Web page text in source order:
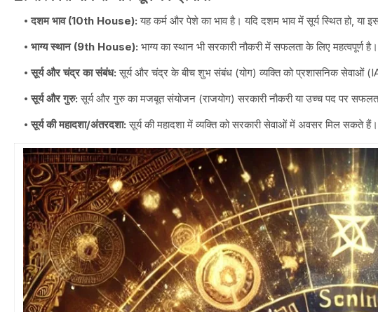
दशम भाव (10th House): यह कर्म और पेशे का भाव है। यदि दशम भाव में सूर्य स्थित हो, या
भाग्य स्थान (9th House): भाग्य का स्थान भी सरकारी नौकरी में सफलता के लिए महत्वपूर्ण
सूर्य और चंद्र का संबंध: सूर्य और चंद्र के बीच शुभ संबंध (योग) व्यक्ति को प्रशासनिक सेवाओं
सूर्य और गुरु: सूर्य और गुरु का मजबूत संयोजन (राजयोग) सरकारी नौकरी या उच्च पद पर
सूर्य की महादशा/अंतरदशा: सूर्य की महादशा में व्यक्ति को सरकारी सेवाओं में अवसर मिल सकते हैं।